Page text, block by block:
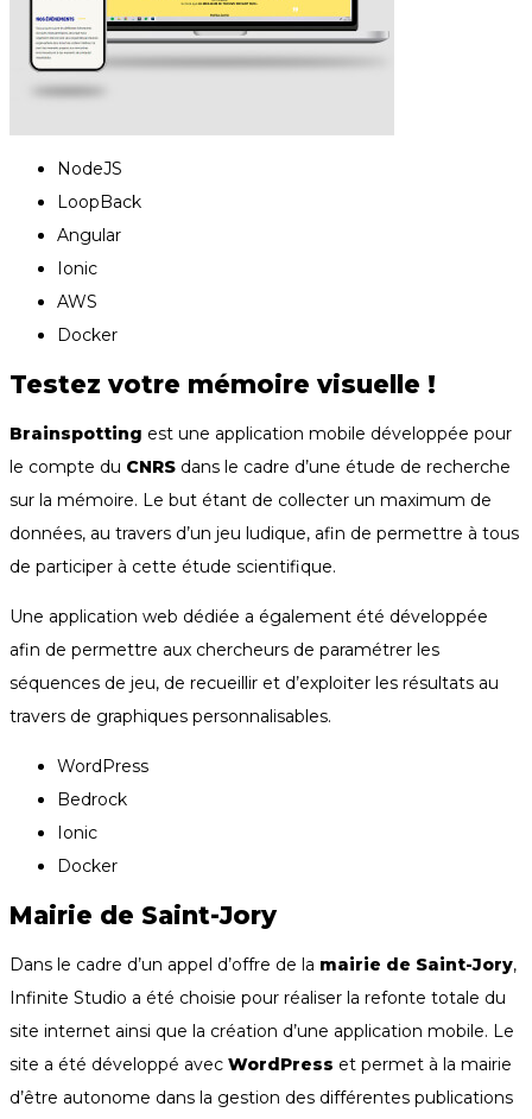
NodeJS
LoopBack
Angular
Ionic
AWS
Docker
Testez votre mémoire visuelle !
Brainspotting est une application mobile développée pour
le compte du CNRS dans le cadre d’une étude de recherche
sur la mémoire. Le but étant de collecter un maximum de
données, au travers d’un jeu ludique, afin de permettre à tous
de participer à cette étude scientifique.
Une application web dédiée a également été développée
afin de permettre aux chercheurs de paramétrer les
séquences de jeu, de recueillir et d’exploiter les résultats au
travers de graphiques personnalisables.
WordPress
Bedrock
Ionic
Docker
Mairie de Saint-Jory
Dans le cadre d’un appel d’offre de la mairie de Saint-Jory,
Infinite Studio a été choisie pour réaliser la refonte totale du
site internet ainsi que la création d’une application mobile. Le
site a été développé avec WordPress et permet à la mairie
d’être autonome dans la gestion des différentes publications